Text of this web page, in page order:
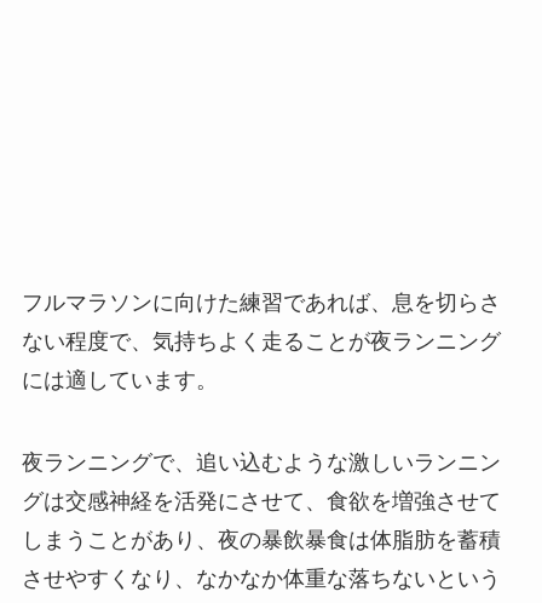
フルマラソンに向けた練習であれば、息を切らさ
ない程度で、気持ちよく走ることが夜ランニング
には適しています。
夜ランニングで、追い込むような激しいランニン
グは交感神経を活発にさせて、食欲を増強させて
しまうことがあり、夜の暴飲暴食は体脂肪を蓄積
させやすくなり、なかなか体重な落ちないという